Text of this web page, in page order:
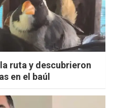
ruta y descubrieron
en el baúl